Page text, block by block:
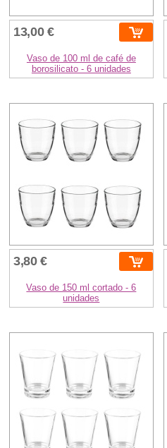
13,00 €
Vaso de 100 ml de café de
borosilicato - 6 unidades
3,80 €
Vaso de 150 ml cortado - 6
unidades